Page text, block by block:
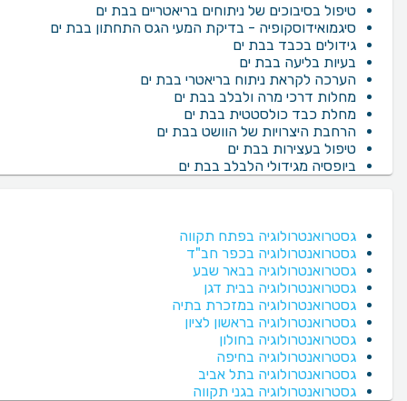
טיפול בסיבוכים של ניתוחים בריאטריים בבת ים
סיגמואידוסקופיה - בדיקת המעי הגס התחתון בבת ים
גידולים בכבד בבת ים
בעיות בליעה בבת ים
הערכה לקראת ניתוח בריאטרי בבת ים
מחלות דרכי מרה ולבלב בבת ים
מחלת כבד כולסטטית בבת ים
הרחבת היצרויות של הוושט בבת ים
טיפול בעצירות בבת ים
ביופסיה מגידולי הלבלב בבת ים
גסטרואנטרולוגיה בפתח תקווה
גסטרואנטרולוגיה בכפר חב"ד
גסטרואנטרולוגיה בבאר שבע
גסטרואנטרולוגיה בבית דגן
גסטרואנטרולוגיה במזכרת בתיה
גסטרואנטרולוגיה בראשון לציון
גסטרואנטרולוגיה בחולון
גסטרואנטרולוגיה בחיפה
גסטרואנטרולוגיה בתל אביב
גסטרואנטרולוגיה בגני תקווה